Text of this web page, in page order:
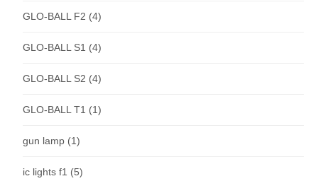
GLO-BALL F2 (4)
GLO-BALL S1 (4)
GLO-BALL S2 (4)
GLO-BALL T1 (1)
gun lamp (1)
ic lights f1 (5)